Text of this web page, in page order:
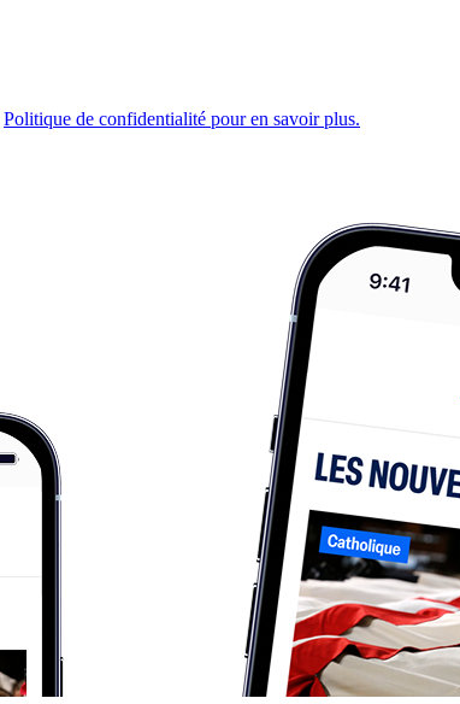
Politique de confidentialité pour en savoir plus.